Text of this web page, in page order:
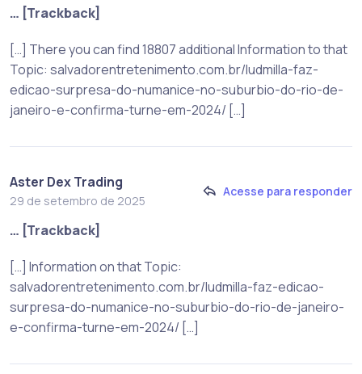
… [Trackback]
[…] There you can find 18807 additional Information to that
Topic: salvadorentretenimento.com.br/ludmilla-faz-
edicao-surpresa-do-numanice-no-suburbio-do-rio-de-
janeiro-e-confirma-turne-em-2024/ […]
Aster Dex Trading
29 de setembro de 2025
Acesse para responder
… [Trackback]
[…] Information on that Topic:
salvadorentretenimento.com.br/ludmilla-faz-edicao-
surpresa-do-numanice-no-suburbio-do-rio-de-janeiro-
e-confirma-turne-em-2024/ […]